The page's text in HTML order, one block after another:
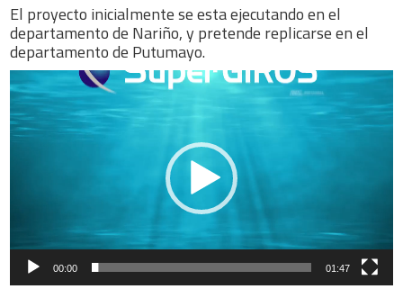
El proyecto inicialmente se esta ejecutando en el
departamento de Nariño, y pretende replicarse en el
departamento de Putumayo.
Reproductor
de
vídeo
00:00 01:47